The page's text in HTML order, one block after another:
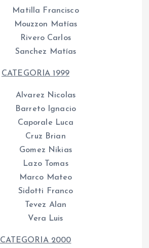
Matilla Francisco
Mouzzon Matías
Rivero Carlos
Sanchez Matías
CATEGORIA 1999
Alvarez Nicolas
Barreto Ignacio
Caporale Luca
Cruz Brian
Gomez Nikias
Lazo Tomas
Marco Mateo
Sidotti Franco
Tevez Alan
Vera Luis
CATEGORIA 2000